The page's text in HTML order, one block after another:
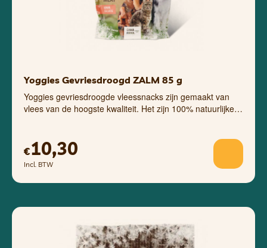
Yoggies Gevriesdroogd ZALM 85 g
Yoggies gevriesdroogde vleessnacks zijn gemaakt van
vlees van de hoogste kwaliteit. Het zijn 100% natuurlijke…
€10,30
Incl. BTW